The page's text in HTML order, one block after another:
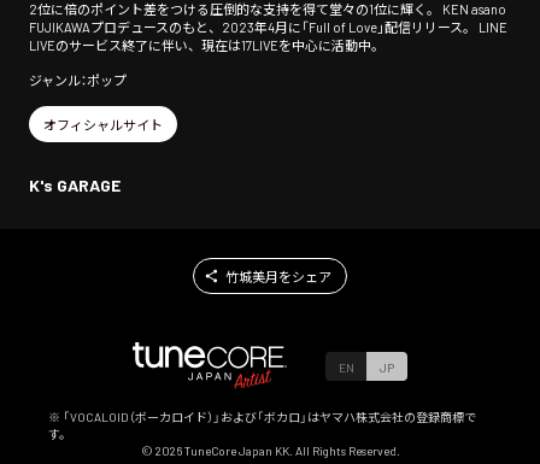
2位に倍のポイント差をつける圧倒的な支持を得て堂々の1位に輝く。 KEN asano
FUJIKAWAプロデュースのもと、2023年4月に「Full of Love」配信リリース。 LINE
LIVEのサービス終了に伴い、現在は17LIVEを中心に活動中。
ジャンル：ポップ
オフィシャルサイト
K's GARAGE
竹城美月をシェア
EN JP
※ 「VOCALOID（ボーカロイド）」および「ボカロ」はヤマハ株式会社の登録商標で
す。
© 2026TuneCore Japan KK. All Rights Reserved.